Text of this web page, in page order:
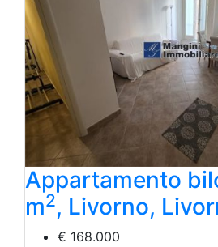
Appartamento
m2, Livorno,
€ 168.000